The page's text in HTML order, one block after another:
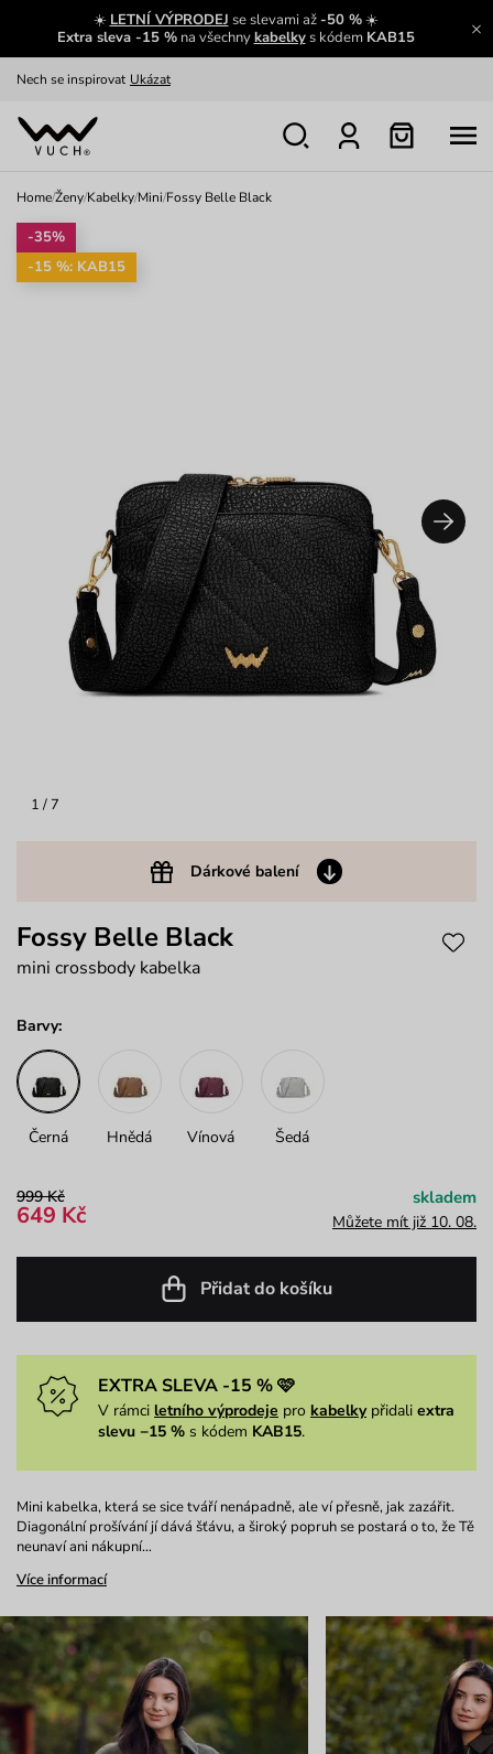
☀️ LETNÍ VÝPRODEJ se slevami až -50 %☀️
Extra sleva -15 %na všechnykabelkys kódem KAB15
Oblíbenci jsou zpět Prohlédnout
Nech se inspirovat Ukázat
Home/Ženy/Kabelky/Mini/Fossy Belle Black
1 / 7
Dárkové balení
-35%
-15 %: KAB15
Fossy Belle Black
mini crossbody kabelka
Barvy:
Černá Hnědá Vínová Šedá
999 Kč
649 Kč
skladem
Můžete mít již 10. 08.
Přidat do košíku
EXTRA SLEVA -15 % 🩷
V rámci letního výprodeje pro kabelkypřidali extra
slevu −15 % s kódem KAB15.
Mini kabelka, která se sice tváří nenápadně, ale ví přesně, jak zazářit.
Diagonální prošívání jí dává šťávu, a široký popruh se postará o to, že Tě
neunaví ani nákupní…
Více informací